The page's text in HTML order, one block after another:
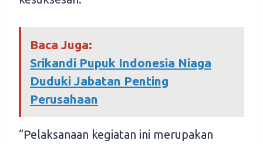
Baca Juga:
Srikandi Pupuk Indonesia Niaga
Duduki Jabatan Penting
Perusahaan
“Pelaksanaan kegiatan ini merupakan